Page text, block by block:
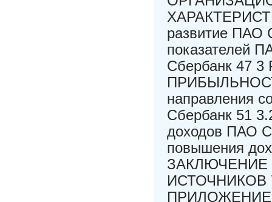
развитие ПАО
показателей
Сбербанк
направления
Сбербанк 51
доходов ПАО
повышения
ИСТОЧНИКОВ
ПРИЛОЖЕНИЕ